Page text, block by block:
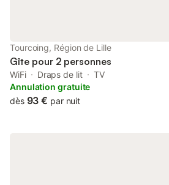
dynamisme, son architecture et son
en restant calme en soirée. La situation
également de découvrir fac
Tourcoing, Région de Lille
Gîte pour 2 personnes
WiFi Draps de lit
TV
Annulation gratuite
dès 93 € par nuit